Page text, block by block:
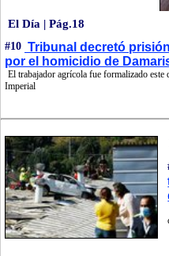
El Día | Pág.18
#10 Tribunal decretó
por el homicidio de
El trabajador agrícola fue formalizado este
Imperial